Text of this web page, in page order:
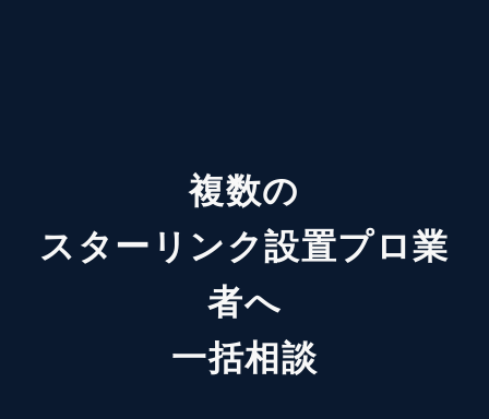
複数の
スターリンク設置プロ業
者へ
一括相談